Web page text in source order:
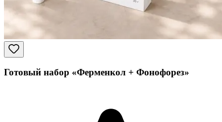
Готовый набор «Ферменкол + Фонофорез»